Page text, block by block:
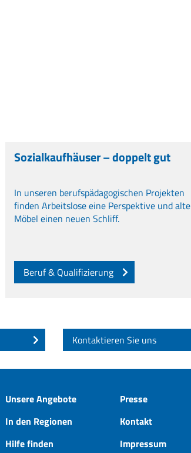
Sozialkaufhäuser – doppelt gut
In unseren berufspädagogischen Projekten
finden Arbeitslose eine Perspektive und alte
Möbel einen neuen Schliff.
Beruf & Qualifizierung
Kontaktieren Sie uns
Unsere Angebote
In den Regionen
Hilfe finden
Presse
Kontakt
Impressum